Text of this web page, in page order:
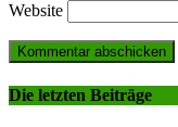
Website
Die letzten Beiträge